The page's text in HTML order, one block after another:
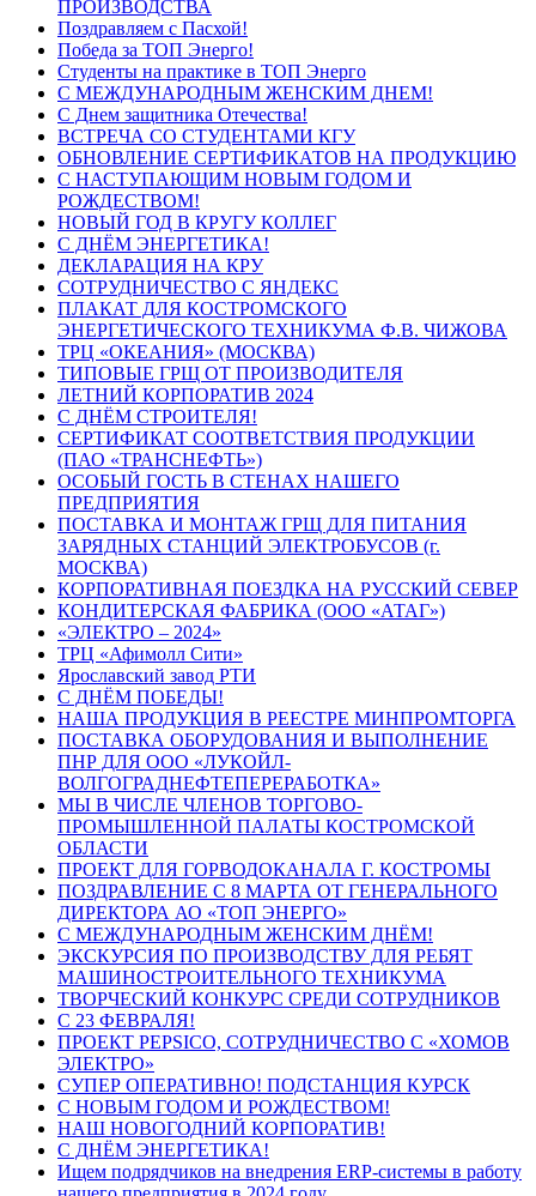
ПРОИЗВОДСТВА
Поздравляем с Пасхой!
Победа за ТОП Энерго!
Студенты на практике в ТОП Энерго
С МЕЖДУНАРОДНЫМ ЖЕНСКИМ ДНЕМ!
С Днем защитника Отечества!
ВСТРЕЧА СО СТУДЕНТАМИ КГУ
ОБНОВЛЕНИЕ СЕРТИФИКАТОВ НА ПРОДУКЦИЮ
С НАСТУПАЮЩИМ НОВЫМ ГОДОМ И
РОЖДЕСТВОМ!
НОВЫЙ ГОД В КРУГУ КОЛЛЕГ
С ДНЁМ ЭНЕРГЕТИКА!
ДЕКЛАРАЦИЯ НА КРУ
СОТРУДНИЧЕСТВО С ЯНДЕКС
ПЛАКАТ ДЛЯ КОСТРОМСКОГО
ЭНЕРГЕТИЧЕСКОГО ТЕХНИКУМА Ф.В. ЧИЖОВА
ТРЦ «ОКЕАНИЯ» (МОСКВА)
ТИПОВЫЕ ГРЩ ОТ ПРОИЗВОДИТЕЛЯ
ЛЕТНИЙ КОРПОРАТИВ 2024
С ДНЁМ СТРОИТЕЛЯ!
СЕРТИФИКАТ СООТВЕТСТВИЯ ПРОДУКЦИИ
(ПАО «ТРАНСНЕФТЬ»)
ОСОБЫЙ ГОСТЬ В СТЕНАХ НАШЕГО
ПРЕДПРИЯТИЯ
ПОСТАВКА И МОНТАЖ ГРЩ ДЛЯ ПИТАНИЯ
ЗАРЯДНЫХ СТАНЦИЙ ЭЛЕКТРОБУСОВ (г.
МОСКВА)
КОРПОРАТИВНАЯ ПОЕЗДКА НА РУССКИЙ СЕВЕР
КОНДИТЕРСКАЯ ФАБРИКА (ООО «АТАГ»)
«ЭЛЕКТРО – 2024»
ТРЦ «Афимолл Сити»
Ярославский завод РТИ
С ДНЁМ ПОБЕДЫ!
НАША ПРОДУКЦИЯ В РЕЕСТРЕ МИНПРОМТОРГА
ПОСТАВКА ОБОРУДОВАНИЯ И ВЫПОЛНЕНИЕ
ПНР ДЛЯ ООО «ЛУКОЙЛ-
ВОЛГОГРАДНЕФТЕПЕРЕРАБОТКА»
МЫ В ЧИСЛЕ ЧЛЕНОВ ТОРГОВО-
ПРОМЫШЛЕННОЙ ПАЛАТЫ КОСТРОМСКОЙ
ОБЛАСТИ
ПРОЕКТ ДЛЯ ГОРВОДОКАНАЛА Г. КОСТРОМЫ
ПОЗДРАВЛЕНИЕ С 8 МАРТА ОТ ГЕНЕРАЛЬНОГО
ДИРЕКТОРА АО «ТОП ЭНЕРГО»
С МЕЖДУНАРОДНЫМ ЖЕНСКИМ ДНЁМ!
ЭКСКУРСИЯ ПО ПРОИЗВОДСТВУ ДЛЯ РЕБЯТ
МАШИНОСТРОИТЕЛЬНОГО ТЕХНИКУМА
ТВОРЧЕСКИЙ КОНКУРС СРЕДИ СОТРУДНИКОВ
C 23 ФЕВРАЛЯ!
ПРОЕКТ PEPSICO, СОТРУДНИЧЕСТВО С «ХОМОВ
ЭЛЕКТРО»
СУПЕР ОПЕРАТИВНО! ПОДСТАНЦИЯ КУРСК
С НОВЫМ ГОДОМ И РОЖДЕСТВОМ!
НАШ НОВОГОДНИЙ КОРПОРАТИВ!
С ДНЁМ ЭНЕРГЕТИКА!
Ищем подрядчиков на внедрения ERP-системы в работу